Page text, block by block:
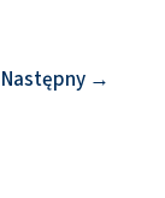
Następny →